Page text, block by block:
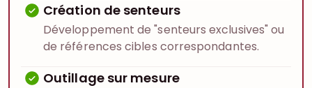
Création de senteurs
Développement de "senteurs exclusives" ou
de références cibles correspondantes.
Outillage sur mesure